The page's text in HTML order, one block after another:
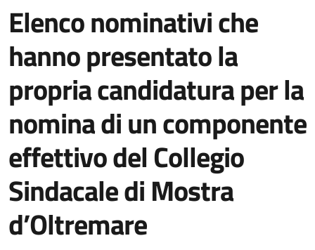
Elenco nominativi che
hanno presentato la
propria candidatura per la
nomina di un componente
effettivo del Collegio
Sindacale di Mostra
d’Oltremare